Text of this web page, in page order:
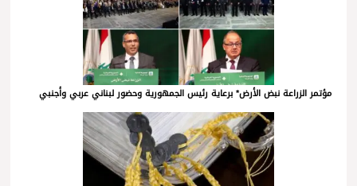
مؤتمر الزراعة نبض الأرض* برعاية رئيس الجمهورية وحضور لبناني عربي وأجنبي